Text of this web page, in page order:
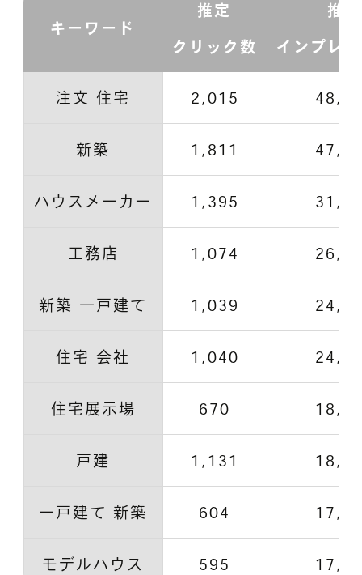
キーワード
推定
クリック数
推定
インプレ
注文 住宅 2,015
新築 1,811
ハウスメーカー 1,395
工務店 1,074
新築 一戸建て 1,039
住宅 会社 1,040
住宅展示場 670
戸建 1,131
一戸建て 新築 604
モデルハウス 595